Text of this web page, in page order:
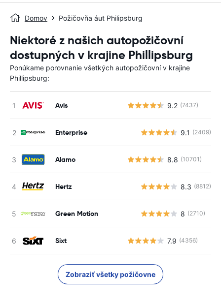
Domov Požičovňa áut Philipsburg
Niektoré z našich autopožičovní
dostupných v krajine Phillipsburg
Ponúkame porovnanie všetkých autopožičovní v krajine
Phillipsburg:
Avis 9.2 (7437)
Enterprise 9.1 (2409)
Alamo 8.8 (10701)
Hertz 8.3 (8812)
Green Motion 8 (2710)
Sixt 7.9 (4356)
Zobraziť všetky požičovne